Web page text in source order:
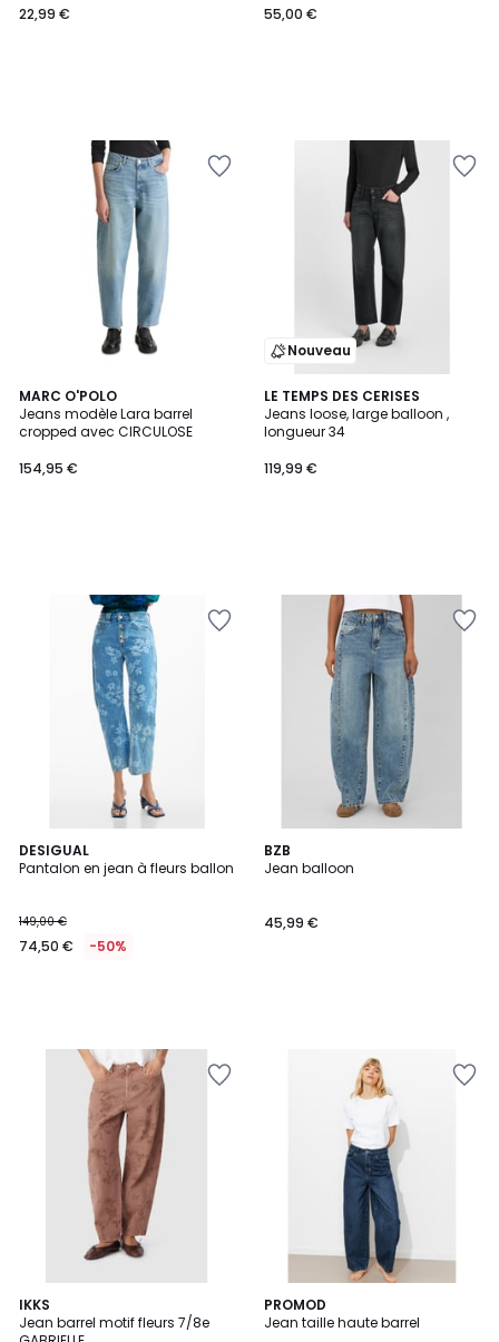
22,99 €
55,00 €
MARC O'POLO
Jeans modèle Lara barrel
cropped avec CIRCULOSE
154,95 €
Nouveau
LE TEMPS DES CERISES
Jeans loose, large balloon ,
longueur 34
119,99 €
DESIGUAL
Pantalon en jean à fleurs ballon
149,00 €
74,50 € -50%
BZB
Jean balloon
45,99 €
IKKS
Jean barrel motif fleurs 7/8e
PROMOD
Jean taille haute barrel